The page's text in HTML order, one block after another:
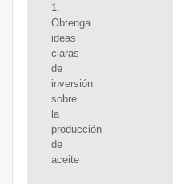
1:
Obtenga
ideas
claras
de
inversión
sobre
la
producción
de
aceite